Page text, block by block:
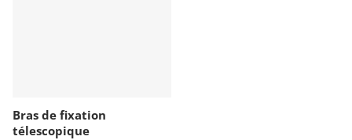
Bras de fixation
télescopique